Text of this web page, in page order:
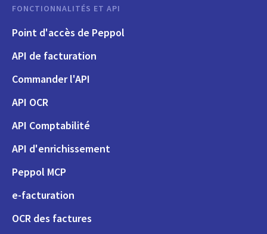
FONCTIONNALITÉS ET API
Point d'accès de Peppol
API de facturation
Commander l'API
API OCR
API Comptabilité
API d'enrichissement
Peppol MCP
e-facturation
OCR des factures